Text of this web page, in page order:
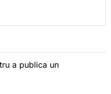
a publica un